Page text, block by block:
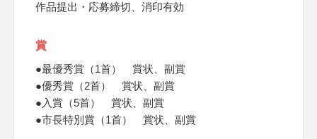
作品提出・応募締切、消印有効
賞
●最優秀賞（1首） 賞状、副賞
●優秀賞（2首） 賞状、副賞
●入賞（5首） 賞状、副賞
●市長特別賞（1首） 賞状、副賞